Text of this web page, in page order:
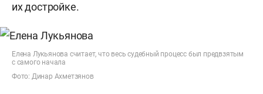
их достройке.
Елена Лукьянова считает, что весь судебный процесс был предвзятым
с самого начала
Фото: Динар Ахметзянов